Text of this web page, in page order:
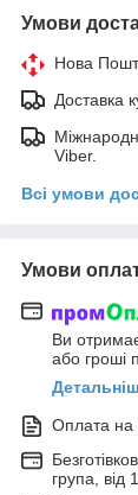
Умови
Нова
Доставка
Viber.
Всі умови
Умови
Ви
або гроші
Оплата на
група, від